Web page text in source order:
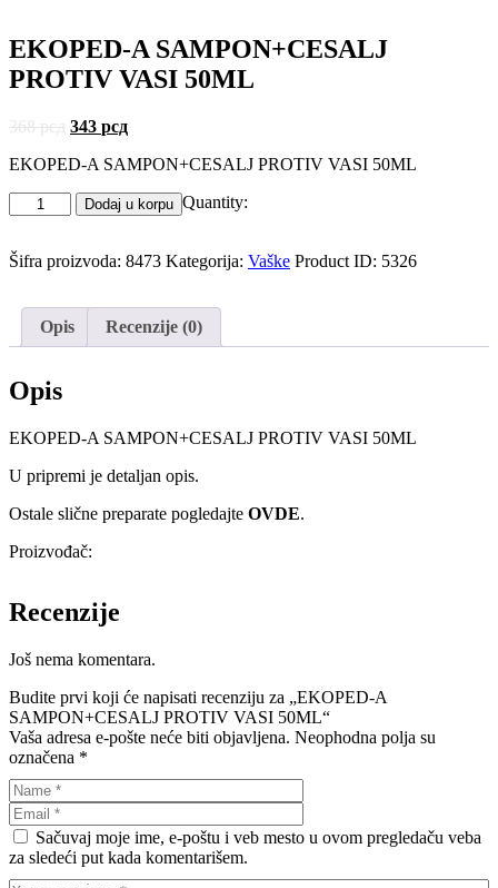
EKOPED-A SAMPON+CESALJ
PROTIV VASI 50ML
368рсд 343 рсд
EKOPED-A SAMPON+CESALJ PROTIV VASI 50ML
Quantity:
Dodaj u korpu
Šifra proizvoda: 8473 Kategorija: Vaške Product ID: 5326
Opis Recenzije (0)
Opis
EKOPED-A SAMPON+CESALJ PROTIV VASI 50ML
U pripremi je detaljan opis.
Ostale slične preparate pogledajte OVDE.
Proizvođač:
Recenzije
Još nema komentara.
Budite prvi koji će napisati recenziju za „EKOPED-A
SAMPON+CESALJ PROTIV VASI 50ML“
Vaša adresa e-pošte neće biti objavljena. Neophodna polja su
označena *
Sačuvaj moje ime, e-poštu i veb mesto u ovom pregledaču veba
za sledeći put kada komentarišem.